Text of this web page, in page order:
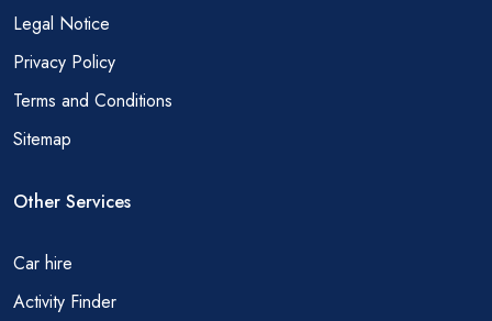
Legal Notice
Privacy Policy
Terms and Conditions
Sitemap
Other Services
Car hire
Activity Finder